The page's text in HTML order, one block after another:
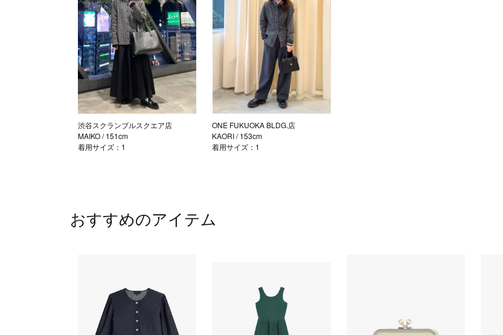
渋谷スクランブルスクエア店
MAIKO/ 151cm
着用サイズ：1
ONE FUKUOKA BLDG.店
KAORI/ 153cm
着用サイズ：1
おすすめのアイテム